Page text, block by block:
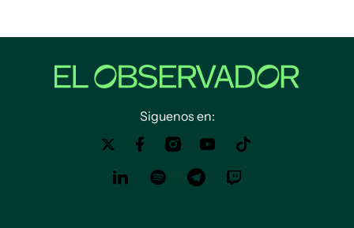
Siguenos en: